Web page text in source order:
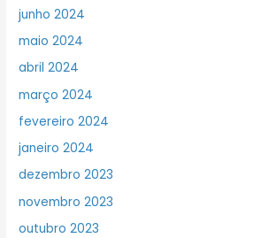
junho 2024
maio 2024
abril 2024
março 2024
fevereiro 2024
janeiro 2024
dezembro 2023
novembro 2023
outubro 2023